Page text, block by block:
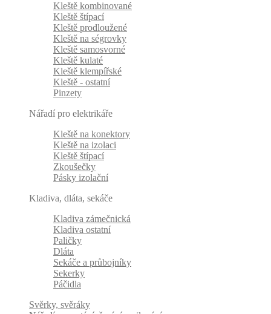
Kleště kombinované
Kleště štípací
Kleště prodloužené
Kleště na ségrovky
Kleště samosvorné
Kleště kulaté
Kleště klempířské
Kleště - ostatní
Pinzety
Nářadí pro elektrikáře
Kleště na konektory
Kleště na izolaci
Kleště štípací
Zkoušečky
Pásky izolační
Kladiva, dláta, sekáče
Kladiva zámečnická
Kladiva ostatní
Paličky
Dláta
Sekáče a průbojníky
Sekerky
Páčidla
Svěrky, svěráky